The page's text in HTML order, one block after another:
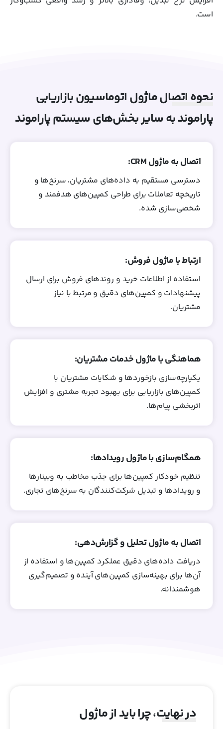
است.
نحوه اتصال ماژول اتوماسیون بازاریابی
پاراموند به سایر بخش‌های سیستم پاراموند
اتصال به ماژول CRM:
دسترسی مستقیم به داده‌های مشتریان، سرنخ‌ها و
تاریخچه تعاملات برای طراحی کمپین‌های هدفمند و
شخصی‌سازی‌ شده.
ارتباط با ماژول فروش:
استفاده از اطلاعات خرید و روندهای فروش برای ارسال
پیشنهادات و کمپین‌های دقیق و مرتبط با نیاز
مشتریان.
هماهنگی با ماژول خدمات مشتریان:
یکپارچه‌سازی بازخوردها و شکایات مشتریان با
کمپین‌های بازاریابی برای بهبود تجربه مشتری و افزایش
اثربخشی پیام‌ها.
همگام‌سازی با ماژول رویدادها:
تنظیم خودکار کمپین‌ها برای جذب مخاطب به وبینارها
و رویدادها و تبدیل شرکت‌کنندگان به سرنخ‌های تجاری.
اتصال به ماژول تحلیل و گزارش‌دهی:
دریافت داده‌های دقیق عملکرد کمپین‌ها و استفاده از
آن‌ها برای بهینه‌سازی کمپین‌های آینده و تصمیم‌گیری
هوشمندانه.
در نهایت، چرا باید از ماژول